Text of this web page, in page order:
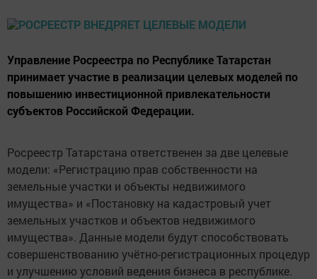
Управление Росреестра по Республике Татарстан
принимает участие в реализации целевых моделей по
повышению инвестиционной привлекательности
субъектов Российской Федерации.
Росреестр Татарстана ответственен за две целевые
модели: «Регистрацию прав собственности на
земельные участки и объекты недвижимого
имущества» и «Постановку на кадастровый учет
земельных участков и объектов недвижимого
имущества». Данные модели будут способствовать
совершенствованию учётно-регистрационных процедур
и улучшению условий ведения бизнеса в республике.